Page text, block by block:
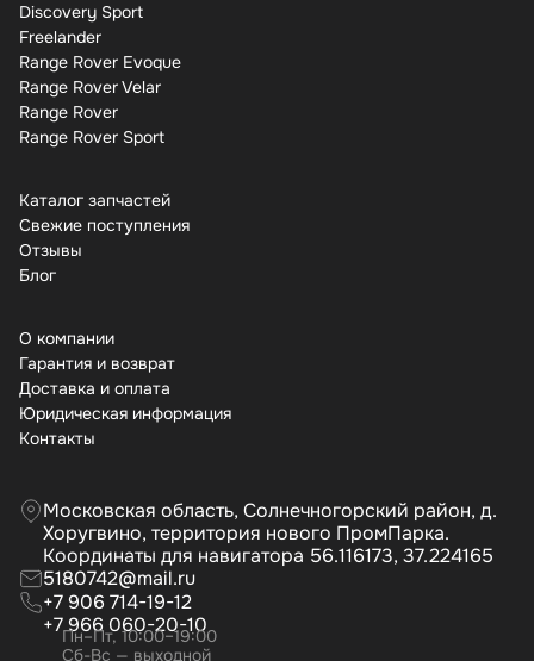
Discovery Sport
Freelander
Range Rover Evoque
Range Rover Velar
Range Rover
Range Rover Sport
Каталог запчастей
Свежие поступления
Отзывы
Бло
О компании
Гарантия и возврат
Доставка и оплата
Юридическая информация
Контакты
Московская область, Солнечногорский район, д.
Хоругвино, территория нового ПромПарка.
Координаты для навигатора 56.116173, 37.224165
5180742@mail.ru
+7 906 714-19-12
+7 966 060-20-10
Пн–Пт, 10:00–19:00
Сб-Вс — выходной